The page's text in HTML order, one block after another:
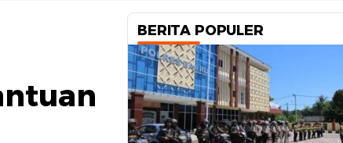
BERITA POPULER